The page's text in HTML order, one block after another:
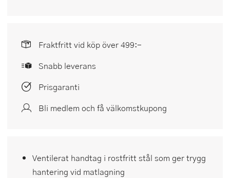
Fraktfritt vid köp över 499:-
Snabb leverans
Prisgaranti
Bli medlem och få välkomstkupong
Ventilerat handtag i rostfritt stål som ger trygg
hantering vid matlagning